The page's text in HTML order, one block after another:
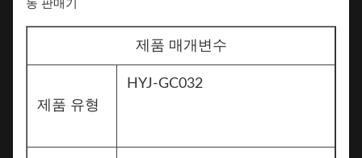
제품 매개변수
제품 유형
HYJ-GC032